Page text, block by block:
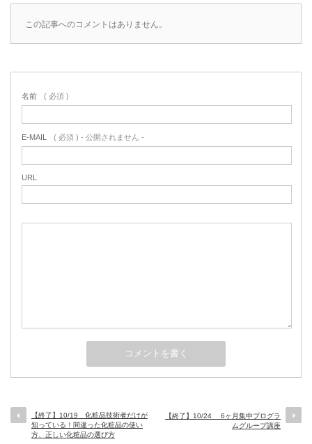
この記事へのコメントはありません。
名前 ( 必須 )
E-MAIL ( 必須 ) - 公開されません -
URL
【終了】10/19 化粧品技術者だけが
知っている！間違った化粧品の使い
方、正しい化粧品の選び方
【終了】10/24 6ヶ月集中プログラ
ムグループ講座